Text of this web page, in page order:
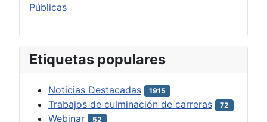
Públicas
Etiquetas populares
Noticias Destacadas 1915
Trabajos de culminación de carreras 72
Webinar 52